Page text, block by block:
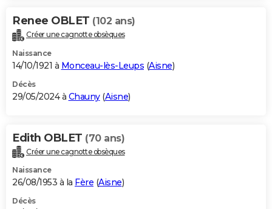
Renee OBLET (102 ans)
Créer une cagnotte obsèques
Naissance
14/10/1921 à Monceau-lès-Leups (Aisne)
Décès
29/05/2024 à Chauny(Aisne)
Edith OBLET (70 ans)
Créer une cagnotte obsèques
Naissance
26/08/1953 à la Fère (Aisne)
Décès